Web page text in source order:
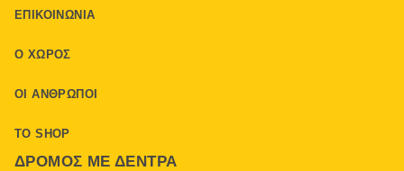
ΕΠΙΚΟΙΝΩΝΊΑ
Ο ΧΏΡΟΣ
ΟΙ ΆΝΘΡΩΠΟΙ
ΤΟ SHOP
ΔΡΌΜΟΣ ΜΕ ΔΈΝΤΡΑ